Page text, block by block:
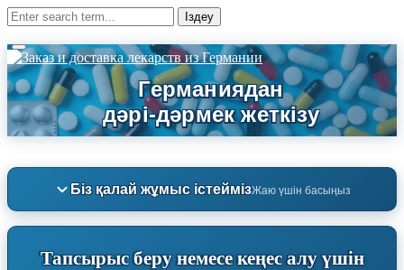
Біз қалай жұмыс істеймізЖаю үшін басыңыз
Тапсырыс беру немесе кеңес алу үшін